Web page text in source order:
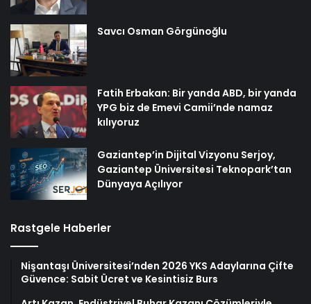
Savcı Osman Görgünoğlu
Fatih Erbakan: Bir yanda ABD, bir yanda
YPG biz de Emevi Camii’nde namaz
kılıyoruz
Gaziantep’in Dijital Vizyonu Serjoy,
Gaziantep Üniversitesi Teknopark’tan
Dünyaya Açılıyor
Rastgele Haberler
Nişantaşı Üniversitesi’nden 2026 YKS Adaylarına Çifte
Güvence: Sabit Ücret ve Kesintisiz Burs